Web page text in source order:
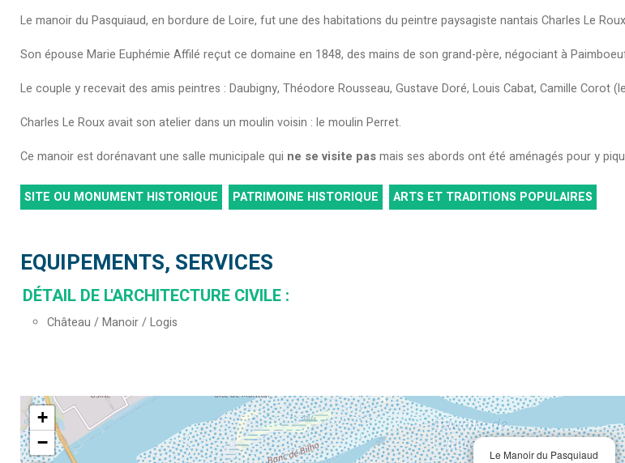
Le manoir du Pasquiaud, en bordure de Loire, fut une des habitations du peintre paysagiste nantais Charles Le
Son épouse Marie Euphémie Affilé reçut ce domaine en 1848, des mains de son grand-père, négociant à
Le couple y recevait des amis peintres : Daubigny, Théodore Rousseau, Gustave Doré, Louis Cabat, Camille Corot
Charles Le Roux avait son atelier dans un moulin voisin : le moulin Perret.
Ce manoir est dorénavant une salle municipale qui ne se visite pasmais ses abords ont été aménagés pour y
SITE OU MONUMENT HISTORIQUE PATRIMOINE HISTORIQUE ARTS ET TRADITIONS POPULAIRES
EQUIPEMENTS, SERVICES
DÉTAIL DE L'ARCHITECTURE CIVILE :
Château / Manoir / Logis
Le Manoir du Pasquiaud
+
−